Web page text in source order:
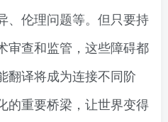
、伦理问题等。但只要持
审查和监管，这些障碍都
翻译将成为连接不同阶
的重要桥梁，让世界变得